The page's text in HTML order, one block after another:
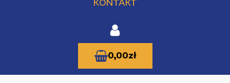
KONTAKT
0,00zł